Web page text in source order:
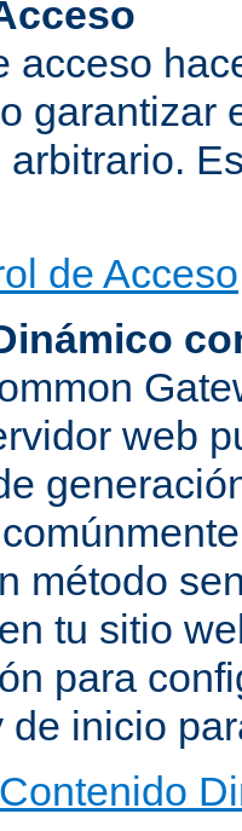
acceso
garantizar
arbitrario.
de Acceso
web
método
tu sitio
para
de inicio